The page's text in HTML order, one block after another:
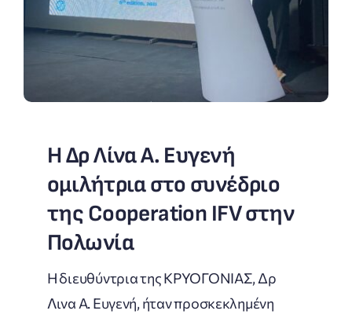
Η Δρ Λίνα Α. Ευγενή
ομιλήτρια στο συνέδριο
της Cooperation IFV στην
Πολωνία
Η διευθύντρια της ΚΡΥΟΓΟΝΙΑΣ, Δρ
Λινα Α. Ευγενή, ήταν προσκεκλημένη